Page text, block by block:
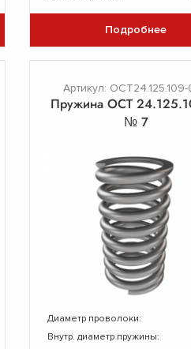
Подробнее
Артикул: ОСТ24.125.109-
Пружина ОСТ
№ 7
Диаметр проволоки:
Внутр. диаметр пружины: